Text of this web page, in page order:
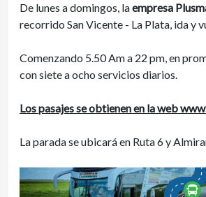
De lunes a domingos, laempresa
recorrido San Vicente - La Plata, ida y
Comenzando 5.50 Am a 22 pm, en
con siete a ocho servicios diarios.
Los pasajes se obtienen en la web
La parada se ubicará en Ruta 6 y